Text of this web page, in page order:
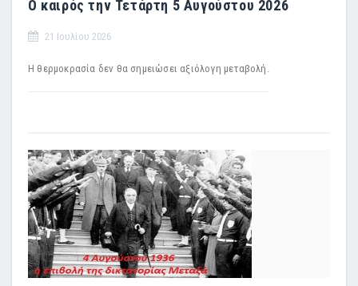
Ο καιρός την Τετάρτη 5 Αυγούστου 2026
21 Ιουλίου 2026
Η θερμοκρασία δεν θα σημειώσει αξιόλογη μεταβολή.